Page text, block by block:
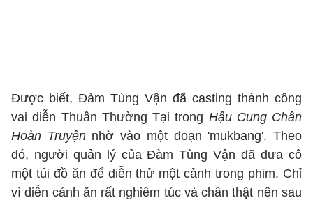
Được biết, Đàm Tùng Vận đã casting thành công
vai diễn Thuần Thường Tại trong Hậu Cung Chân
Hoàn Truyệnnhờ vào một đoạn 'mukbang'. Theo
đó, người quản lý của Đàm Tùng Vận đã đưa cô
một túi đồ ăn để diễn thử một cảnh trong phim. Chỉ
vì diễn cảnh ăn rất nghiêm túc và chân thật nên sau